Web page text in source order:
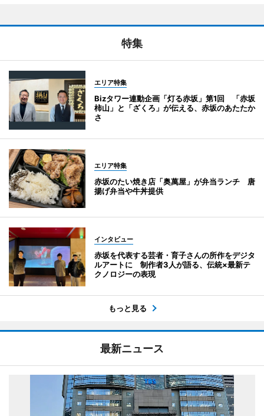
特集
エリア特集
Bizタワー連動企画「灯る赤坂」第1回 「赤坂
柿山」と「ざくろ」が伝える、赤坂のあたたか
さ
エリア特集
赤坂のたい焼き店「奥萬屋」が弁当ランチ 唐
揚げ弁当や牛丼提供
インタビュー
赤坂を代表する芸者・育子さんの所作をデジタ
ルアートに 制作者3人が語る、伝統×最新テ
クノロジーの表現
もっと見る
最新ニュース